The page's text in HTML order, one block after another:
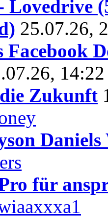
Lovedrive
25.07.26,
Facebook
Zukunft
für